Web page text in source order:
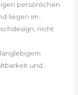
persönlichen
liegen im...
nicht
und...